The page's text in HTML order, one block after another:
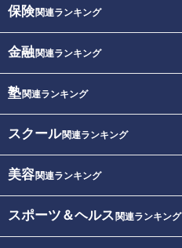
保険関連ランキング
金融関連ランキング
塾関連ランキング
スクール関連ランキング
美容関連ランキング
スポーツ＆ヘルス 関連ランキング